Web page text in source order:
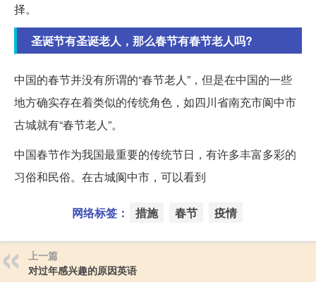
择。
圣诞节有圣诞老人，那么春节有春节老人吗?
中国的春节并没有所谓的“春节老人”，但是在中国的一些
地方确实存在着类似的传统角色，如四川省南充市阆中市
古城就有“春节老人”。
中国春节作为我国最重要的传统节日，有许多丰富多彩的
习俗和民俗。在古城阆中市，可以看到
网络标签： 措施 春节 疫情
上一篇
对过年感兴趣的原因英语